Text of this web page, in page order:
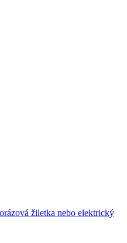
žiletka nebo elektrický